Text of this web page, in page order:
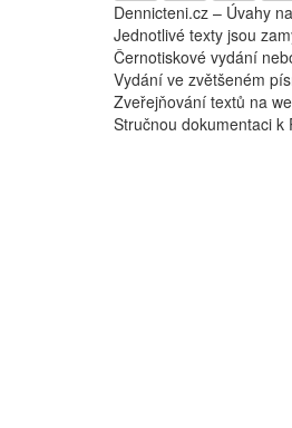
Dennicteni.cz – Úvahy
Jednotlivé texty jsou
Černotiskové vydání
Vydání ve zvětšeném
Zveřejňování textů na
Stručnou dokumentaci k